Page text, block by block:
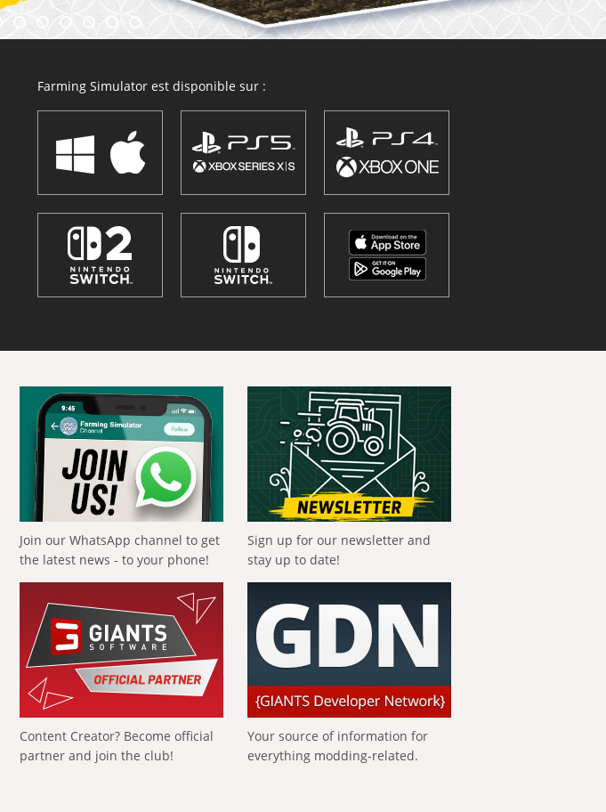
Farming Simulator est disponible sur :
Join our WhatsApp channel to get
the latest news - to your phone!
Sign up for our newsletter and
stay up to date!
Content Creator? Become official
partner and join the club!
Your source of information for
everything modding-related.